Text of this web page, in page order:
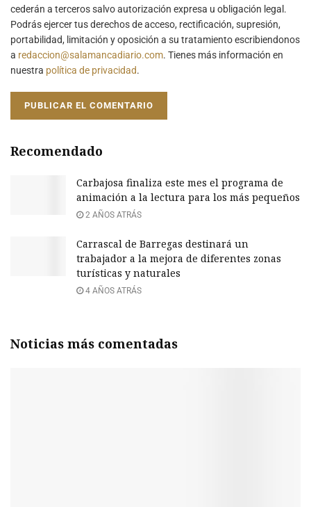
cederán a terceros salvo autorización expresa u obligación legal.
Podrás ejercer tus derechos de acceso, rectificación, supresión,
portabilidad, limitación y oposición a su tratamiento escribiendonos
a redaccion@salamancadiario.com. Tienes más información en
nuestra política de privacidad.
Recomendado
Carbajosa finaliza este mes el programa de
animación a la lectura para los más pequeños
2 AÑOS ATRÁS
Carrascal de Barregas destinará un
trabajador a la mejora de diferentes zonas
turísticas y naturales
4 AÑOS ATRÁS
Noticias más comentadas